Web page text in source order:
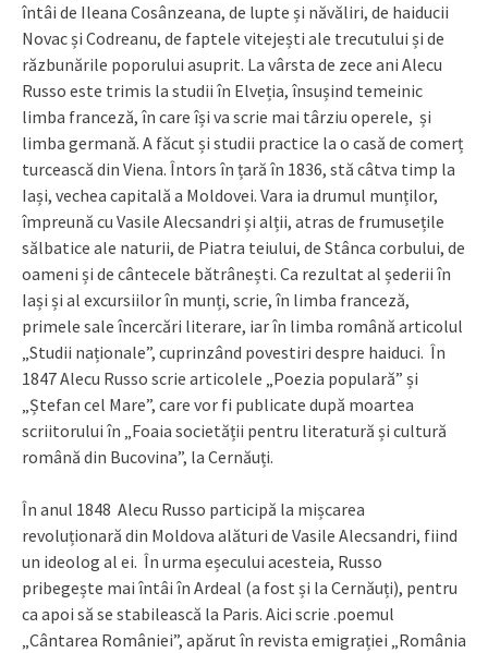
întâi de Ileana Cosânzeana, de lupte și năvăliri, de haiducii
Novac și Codreanu, de faptele vitejești ale trecutului și de
răzbunările poporului asuprit. La vârsta de zece ani Alecu
Russo este trimis la studii în Elveția, însușind temeinic
limba franceză, în care își va scrie mai târziu operele, și
limba germană. A făcut și studii practice la o casă de comerț
turcească din Viena. Întors în țară în 1836, stă câtva timp la
Iași, vechea capitală a Moldovei. Vara ia drumul munților,
împreună cu Vasile Alecsandri și alții, atras de frumusețile
sălbatice ale naturii, de Piatra teiului, de Stânca corbului, de
oameni și de cântecele bătrânești. Ca rezultat al șederii în
Iași și al excursiilor în munți, scrie, în limba franceză,
primele sale încercări literare, iar în limba română articolul
„Studii naționale”, cuprinzând povestiri despre haiduci. În
1847 Alecu Russo scrie articolele „Poezia populară” și
„Ștefan cel Mare”, care vor fi publicate după moartea
scriitorului în „Foaia societății pentru literatură și cultură
română din Bucovina”, la Cernăuți.
În anul 1848 Alecu Russo participă la mișcarea
revoluționară din Moldova alături de Vasile Alecsandri, fiind
un ideolog al ei. În urma eșecului acesteia, Russo
pribegește mai întâi în Ardeal (a fost și la Cernăuți), pentru
ca apoi să se stabilească la Paris. Aici scrie .poemul
„Cântarea României”, apărut în revista emigrației „România